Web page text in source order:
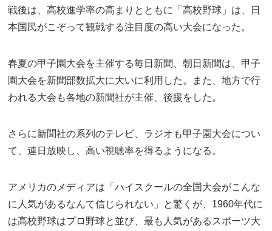
戦後は、高校進学率の高まりとともに「高校野球」は、日
本国民がこぞって観戦する注目度の高い大会になった。
春夏の甲子園大会を主催する毎日新聞、朝日新聞は、甲子
園大会を新聞部数拡大に大いに利用した。また、地方で行
われる大会も各地の新聞社が主催、後援をした。
さらに新聞社の系列のテレビ、ラジオも甲子園大会につい
て、連日放映し、高い視聴率を得るようになる。
アメリカのメディアは「ハイスクールの全国大会がこんな
に人気があるなんて信じられない」と驚くが、1960年代に
は高校野球はプロ野球と並び、最も人気があるスポーツ大